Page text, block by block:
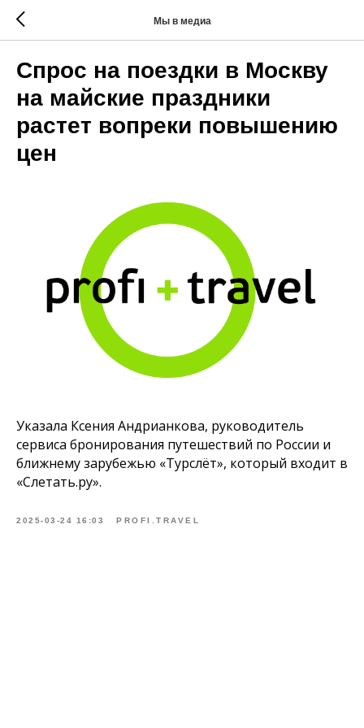
Мы в медиа
Спрос на поездки в Москву
на майские праздники
растет вопреки повышению
цен
Указала Ксения Андрианкова, руководитель
сервиса бронирования путешествий по России и
ближнему зарубежью «Турслёт», который входит в
«Слетать.ру».
2025-03-24 16:03 PROFI.TRAVEL